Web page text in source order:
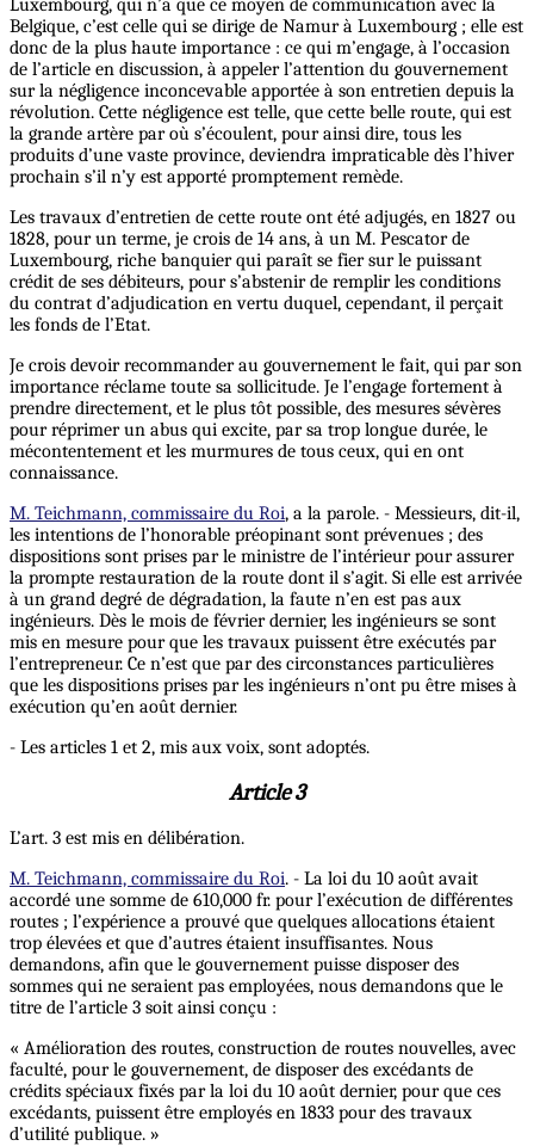
Luxembourg, qui n’a que ce moyen de communication avec la
Belgique, c’est celle qui se dirige de Namur à Luxembourg ; elle est
donc de la plus haute importance : ce qui m’engage, à l’occasion
de l’article en discussion, à appeler l’attention du gouvernement
sur la négligence inconcevable apportée à son entretien depuis la
révolution. Cette négligence est telle, que cette belle route, qui est
la grande artère par où s’écoulent, pour ainsi dire, tous les
produits d’une vaste province, deviendra impraticable dès l’hiver
prochain s’il n’y est apporté promptement remède.
Les travaux d’entretien de cette route ont été adjugés, en 1827 ou
1828, pour un terme, je crois de 14 ans, à un M. Pescator de
Luxembourg, riche banquier qui paraît se fier sur le puissant
crédit de ses débiteurs, pour s’abstenir de remplir les conditions
du contrat d’adjudication en vertu duquel, cependant, il perçait
les fonds de l’Etat.
Je crois devoir recommander au gouvernement le fait, qui par son
importance réclame toute sa sollicitude. Je l’engage fortement à
prendre directement, et le plus tôt possible, des mesures sévères
pour réprimer un abus qui excite, par sa trop longue durée, le
mécontentement et les murmures de tous ceux, qui en ont
connaissance.
M. Teichmann, commissaire du Roi, a la parole. - Messieurs, dit-il,
les intentions de l’honorable préopinant sont prévenues ; des
dispositions sont prises par le ministre de l’intérieur pour assurer
la prompte restauration de la route dont il s’agit. Si elle est arrivée
à un grand degré de dégradation, la faute n’en est pas aux
ingénieurs. Dès le mois de février dernier, les ingénieurs se sont
mis en mesure pour que les travaux puissent être exécutés par
l’entrepreneur. Ce n’est que par des circonstances particulières
que les dispositions prises par les ingénieurs n’ont pu être mises à
exécution qu’en août dernier.
- Les articles 1 et 2, mis aux voix, sont adoptés.
Article 3
L’art. 3 est mis en délibération.
M. Teichmann, commissaire du Roi. - La loi du 10 août avait
accordé une somme de 610,000 fr. pour l’exécution de différentes
routes ; l’expérience a prouvé que quelques allocations étaient
trop élevées et que d’autres étaient insuffisantes. Nous
demandons, afin que le gouvernement puisse disposer des
sommes qui ne seraient pas employées, nous demandons que le
titre de l’article 3 soit ainsi conçu :
« Amélioration des routes, construction de routes nouvelles, avec
faculté, pour le gouvernement, de disposer des excédants de
crédits spéciaux fixés par la loi du 10 août dernier, pour que ces
excédants, puissent être employés en 1833 pour des travaux
d’utilité publique. »